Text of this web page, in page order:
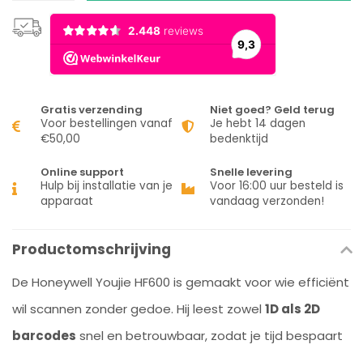
Gratis verzending
Voor bestellingen vanaf
€50,00
Niet goed? Geld terug
Je hebt 14 dagen
bedenktijd
Online support
Hulp bij installatie van je
apparaat
Snelle levering
Voor 16:00 uur besteld is
vandaag verzonden!
Productomschrijving
De Honeywell Youjie HF600 is gemaakt voor wie efficiënt
wil scannen zonder gedoe. Hij leest zowel 1D als 2D
barcodes snel en betrouwbaar, zodat je tijd bespaart